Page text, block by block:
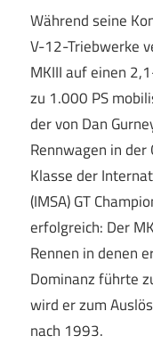
Während seine
V-12-Triebwerke
MKIII auf einen
zu 1.000 PS
der von Dan
Rennwagen in der
Klasse der
(IMSA) GT
erfolgreich: Der
Rennen in denen
Dominanz führte
wird er zum
nach 1993.